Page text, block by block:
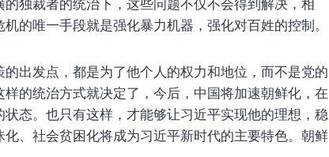
独裁者的统治下，这些问题不仅不会得到解决，相
的唯一手段就是强化暴力机器，强化对百姓的控制。
出发点，都是为了他个人的权力和地位，而不是党的
的统治方式就决定了，今后，中国将加速朝鲜化，在
态。也只有这样，才能够让习近平实现他的理想，稳
、社会贫困化将成为习近平新时代的主要特色。朝鲜